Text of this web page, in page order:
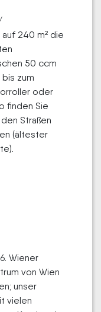
240 m² die
50 ccm
zum
oder
finden Sie
Straßen
(ältester
Wiener
von Wien
unser
vielen